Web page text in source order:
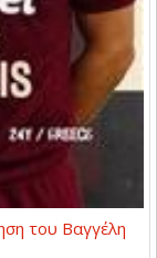
του Βαγγέλη